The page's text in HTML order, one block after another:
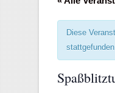
Diese